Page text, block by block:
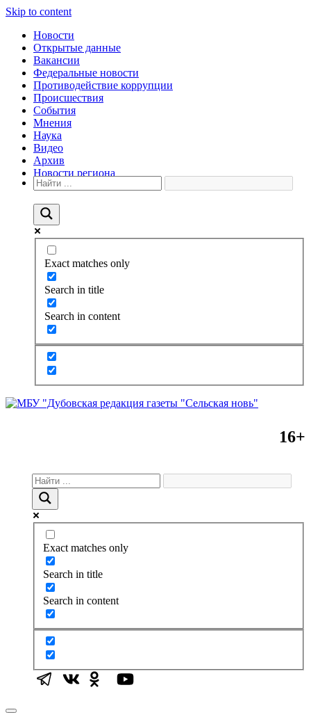
Skip to content
Новости
Открытые данные
Вакансии
Федеральные новости
Противодействие коррупции
Происшествия
События
Мнения
Наука
Видео
Архив
Новости региона
Exact matches only
Search in title
Search in content
16+
Exact matches only
Search in title
Search in content